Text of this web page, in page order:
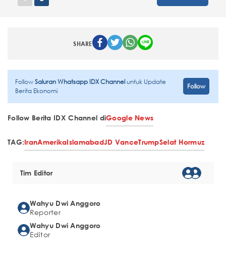
SHARE
FollowSaluran Whatsapp IDX Channeluntuk Update
Berita Ekonomi
Follow
Follow Berita IDX Channel diGoogle News
TAG:IranAmerikaIslamabadJD VanceTrumpSelat Hormuz
Tim Editor
Wahyu Dwi Anggoro
Reporter
Wahyu Dwi Anggoro
Editor